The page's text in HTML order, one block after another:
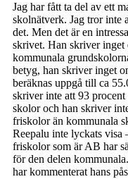
Jag har fått ta del av ett
skolnätverk. Jag tror inte
det. Men det är en
skrivet. Han skriver inget
kommunala
betyg, han skriver inget
beräknas uppgå till ca
skriver inte att 93
skolor och han skriver
friskolor än kommunala
Reepalu inte lyckats visa
friskolor som är AB har
för den delen
har kommenterat hans